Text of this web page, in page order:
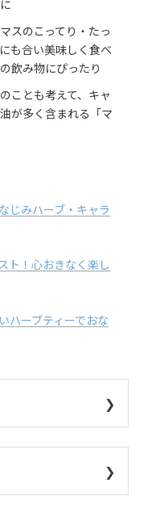
スのこってり・たっ
も合い美味しく食べ
飲み物にぴったり
ことも考えて、キャ
が多く含まれる「マ
じみハーブ・キャラ
ト！心おきなく楽し
ーブティーでおな